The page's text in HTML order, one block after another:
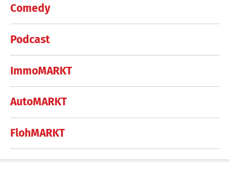
Comedy
Podcast
ImmoMARKT
AutoMARKT
FlohMARKT